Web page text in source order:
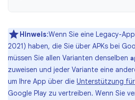
Hinweis:Wenn Sie eine Legacy-
2021) haben, die Sie über APKs bei
müssen Sie allen Varianten denselben
zuweisen und jeder Variante eine
um Ihre App über die Unterstützung für
Google Play zu vertreiben. Wenn Sie